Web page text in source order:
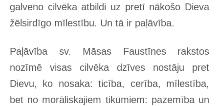
galveno cilvēka atbildi uz pretī nākošo Dieva
žēlsirdīgo mīlestību. Un tā ir paļāvība.
Paļāvība sv. Māsas Faustīnes rakstos
nozīmē visas cilvēka dzīves nostāju pret
Dievu, ko nosaka: ticība, cerība, mīlestība,
bet no morāliskajiem tikumiem: pazemība un